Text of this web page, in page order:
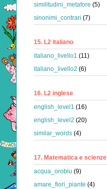
similitudini_metafore (5)
sinonimi_contrari (7)
15. L2 italiano
italiano_livello1 (11)
italiano_livello2 (6)
16. L2 inglese
english_level1 (16)
english_level2 (20)
similar_words (4)
17. Matematica e scienze
acqua_oroblu (9)
amare_fiori_piante (4)